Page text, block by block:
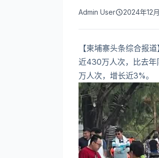
Admin User 2024年12
【柬埔寨头条综合报
近430万人次，比去年
万人次，增长近3%。